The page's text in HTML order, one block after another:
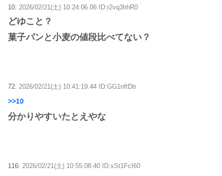
10: 2026/02/21(土) 10:24:06.06 ID:r2vq3hhR0
どゆこと？
菓子パンと小麦の値段比べてない？
72: 2026/02/21(土) 10:41:19.44 ID:GG1nftDtr
>>10
分かりやすいたとえやな
116: 2026/02/21(土) 10:55:08.40 ID:sSt1FcI60